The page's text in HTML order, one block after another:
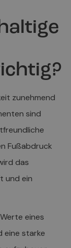
zunehmend
sind
Fußabdruck
das
und ein
eines
eine starke